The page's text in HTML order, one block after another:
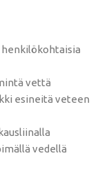
vettä
esineitä veteen
vedellä